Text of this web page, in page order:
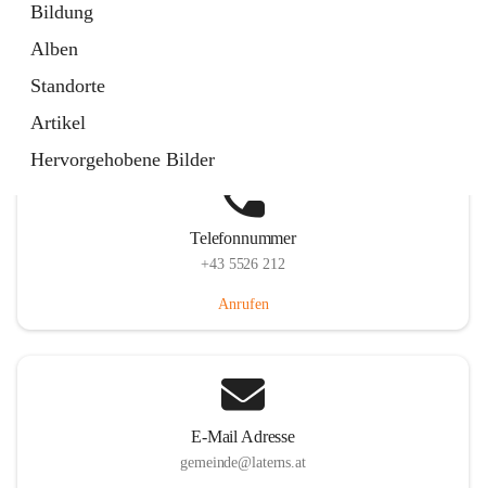
Bildung
Alben
Standorte
Artikel
Hervorgehobene Bilder
Telefonnummer
+43 5526 212
Anrufen
E-Mail Adresse
gemeinde@laterns.at